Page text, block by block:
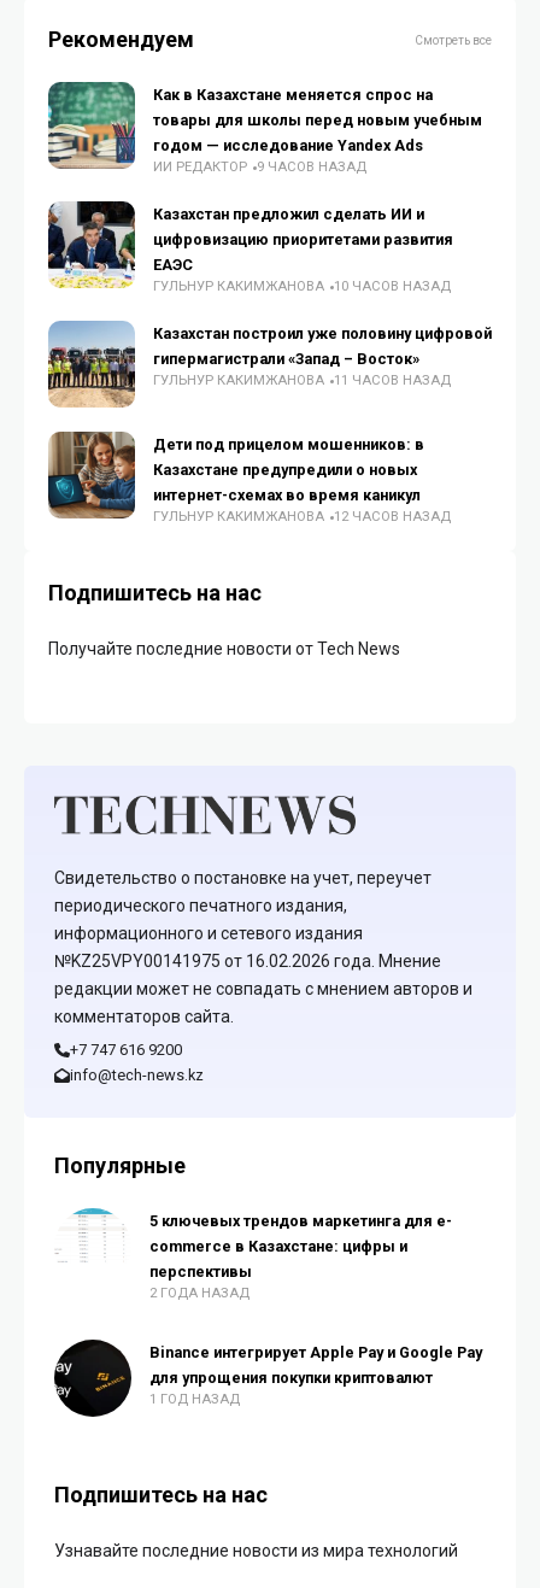
Рекомендуем Смотреть все
Как в Казахстане меняется спрос на
товары для школы перед новым учебным
годом — исследование Yandex Ads
ИИ РЕДАКТОР 9 ЧАСОВ НАЗАД
Казахстан предложил сделать ИИ и
цифровизацию приоритетами развития
ЕАЭС
ГУЛЬНУР КАКИМЖАНОВА 10 ЧАСОВ НАЗАД
Казахстан построил уже половину цифровой
гипермагистрали «Запад – Восток»
ГУЛЬНУР КАКИМЖАНОВА 11 ЧАСОВ НАЗАД
Дети под прицелом мошенников: в
Казахстане предупредили о новых
интернет-схемах во время каникул
ГУЛЬНУР КАКИМЖАНОВА 12 ЧАСОВ НАЗАД
Подпишитесь на нас
Получайте последние новости от Tech News
Свидетельство о постановке на учет, переучет
периодического печатного издания,
информационного и сетевого издания
№KZ25VPY00141975 от 16.02.2026 года. Мнение
редакции может не совпадать с мнением авторов и
комментаторов сайта.
+7 747 616 9200
info@tech-news.kz
Популярные
5 ключевых трендов маркетинга для e-
commerce в Казахстане: цифры и
перспективы
2 ГОДА НАЗАД
Binance интегрирует Apple Pay и Google Pay
для упрощения покупки криптовалют
1 ГОД НАЗАД
Подпишитесь на нас
Узнавайте последние новости из мира технологий